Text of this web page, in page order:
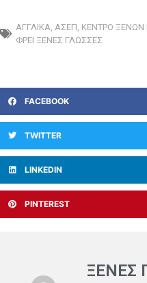
ΑΓΓΛΙΚΆ ΑΣΕΠ ΚΈΝΤΡΟ ΞΈΝΩΝ
ΦΡΕΙ ΞΕΝΕΣ ΓΛΩΣΣΕΣ
FACEBOOK
TWITTER
LINKEDIN
PINTEREST
ΞΈΝΕΣ